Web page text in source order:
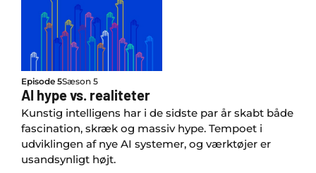
Episode 5Sæson 5
AI hype vs. realiteter
Kunstig intelligens har i de sidste par år skabt både
fascination, skræk og massiv hype. Tempoet i
udviklingen af nye AI systemer, og værktøjer er
usandsynligt højt.